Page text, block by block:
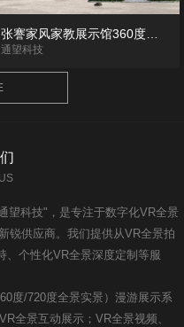
通望科技
科技"，是专注于数字化VR全景
锐供应商。我们提供从VR全景拍
、个性化VR全景深度定制等服
/720度全景实景）漫游展示系
全景互动展示；VR全景视频、